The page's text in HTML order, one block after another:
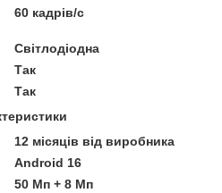
60 кадрів/с
Світлодіодна
Так
Так
12 місяців від виробника
Android 16
50 Мп + 8 Мп